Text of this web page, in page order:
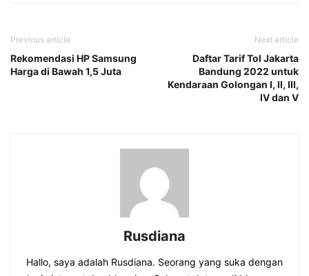
Previous article
Rekomendasi HP Samsung
Harga di Bawah 1,5 Juta
Next article
Daftar Tarif Tol Jakarta
Bandung 2022 untuk
Kendaraan Golongan I, II, III,
IV dan V
Rusdiana
Hallo, saya adalah Rusdiana. Seorang yang suka dengan